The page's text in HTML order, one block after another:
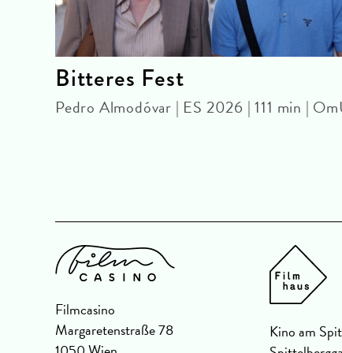
Bitteres Fest
Pedro Almodóvar | ES 2026 | 111 min |
Filmcasino
Margaretenstraße 78
Kino am